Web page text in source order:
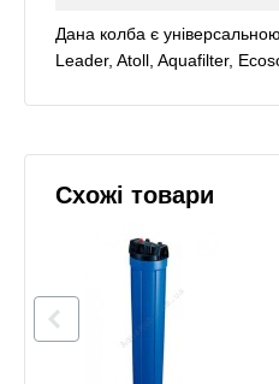
Дана колба є універсальною
Leader, Atoll, Aquafilter,
Схожі товари